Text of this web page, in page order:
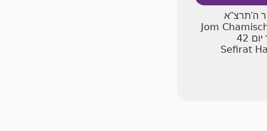
ה'תרצ"א
Jom
42
Sefirat